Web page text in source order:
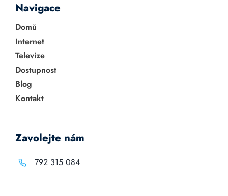
Navigace
Domů
Internet
Televize
Dostupnost
Blog
Kontakt
Zavolejte nám
792 315 084